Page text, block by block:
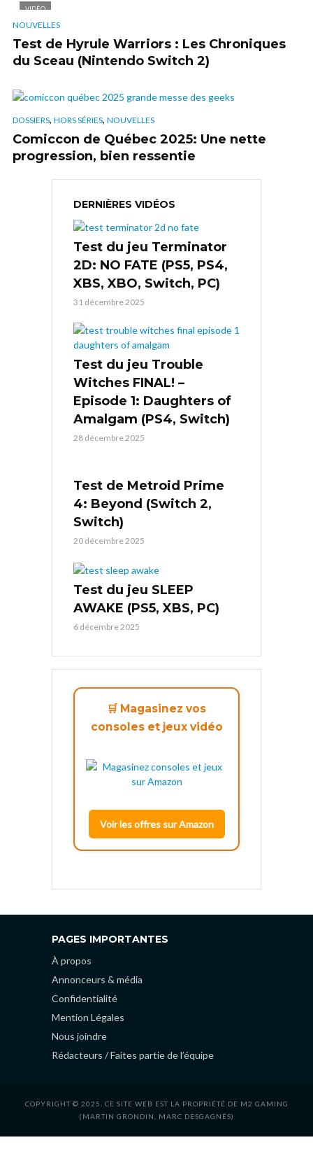
VIDÉO
NOUVELLES
Test de Hyrule Warriors : Les Chroniques
du Sceau (Nintendo Switch 2)
DOSSIERS, HORS SÉRIES, NOUVELLES
Comiccon de Québec 2025: Une nette
progression, bien ressentie
DERNIÈRES VIDÉOS
Test du jeu Terminator
2D: NO FATE (PS5, PS4,
XBS, XBO, Switch, PC)
31 décembre 2025
Test du jeu Trouble
Witches FINAL! –
Episode 1: Daughters of
Amalgam (PS4, Switch)
28 décembre 2025
Test de Metroid Prime
4: Beyond (Switch 2,
Switch)
20 décembre 2025
Test du jeu SLEEP
AWAKE (PS5, XBS, PC)
6 décembre 2025
🛒 Magasinez vos
consoles et jeux vidéo
Voir les offres sur Amazon
PAGES IMPORTANTES
À propos
Annonceurs & média
Confidentialité
Mention Légales
Nous joindre
Rédacteurs / Faites partie de l’équipe
COPYRIGHT © 2025. CE SITE WEB EST LA PROPRIÉTÉ DE M2 GAMING
(MARTIN GRONDIN, MARC DESGAGNÉS)